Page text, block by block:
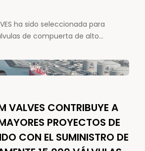
ha sido seleccionada para
de compuerta de alto…
VALVES CONTRIBUYE A
PROYECTOS DE
CON EL SUMINISTRO DE